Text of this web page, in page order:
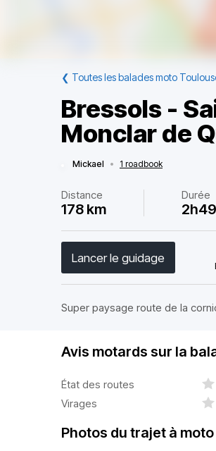
❮ Toutes les balades moto
Bressols -
Monclar de
Mickael • 1 roadbook
Distance
178 km
Durée
2h49
Lancer le guidage
Super paysage route de la
Avis motards sur la
État des routes
Virages
Photos du trajet à moto